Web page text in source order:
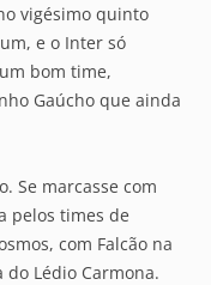
vigésimo quinto
e o Inter só
bom time,
Gaúcho que ainda
Se marcasse com
pelos times de
com Falcão na
do Lédio Carmona.